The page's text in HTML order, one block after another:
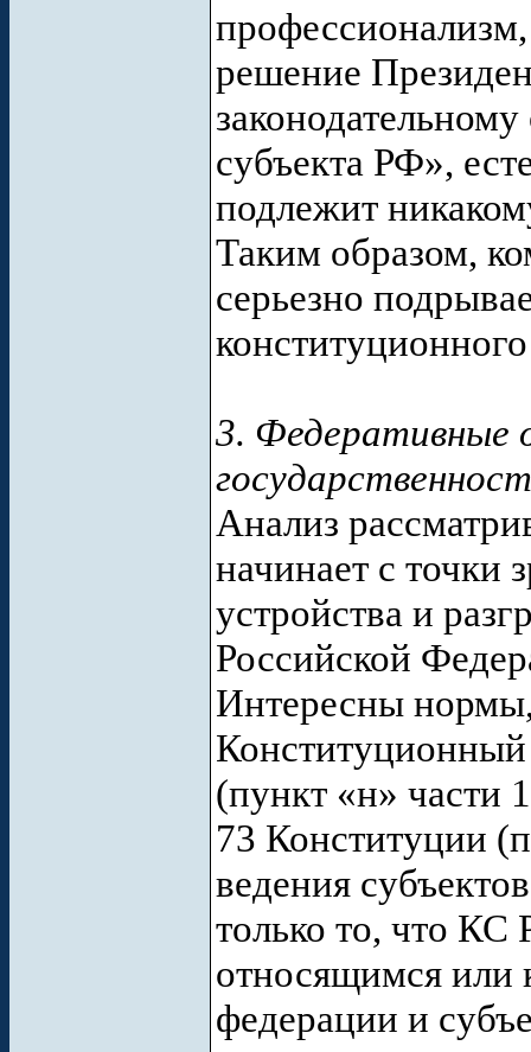
решение
субъекта РФ»,
подлежит
Таким образом,
серьезно
3. Федеративные
Анализ
начинает с точки
устройства и
Российской
Интересны
(пункт «н» части
73 Конституции
ведения
только то, что КС
относящимся или
федерации и